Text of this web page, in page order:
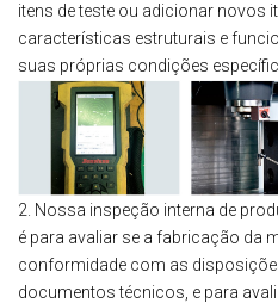
itens de teste ou adicionar novos
características estruturais e
suas próprias condições
2. Nossa inspeção interna de
é para avaliar se a fabricação da
conformidade com as
documentos técnicos, e para